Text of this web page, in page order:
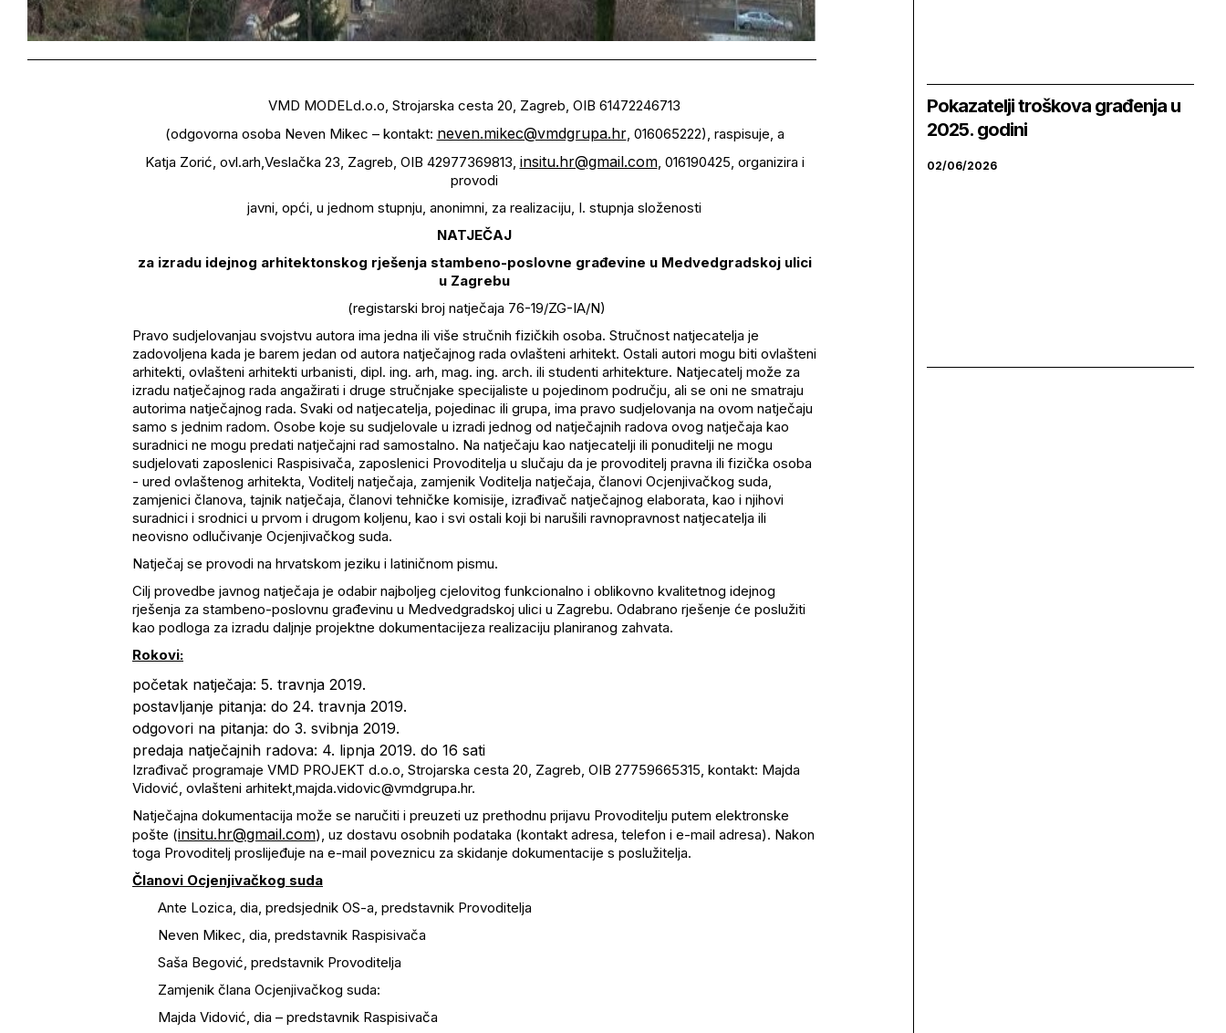
VMD MODELd.o.o, Strojarska cesta 20, Zagreb, OIB 61472246713
(odgovorna osoba Neven Mikec – kontakt: neven.mikec@vmdgrupa.hr, 016065222), raspisuje, a
Katja Zorić, ovl.arh,Veslačka 23, Zagreb, OIB 42977369813, insitu.hr@gmail.com, 016190425, organizira i
provodi
javni, opći, u jednom stupnju, anonimni, za realizaciju, I. stupnja složenosti
NATJEČAJ
za izradu idejnog arhitektonskog rješenja stambeno-poslovne građevine u Medvedgradskoj ulici
u Zagrebu
(registarski broj natječaja 76-19/ZG-IA/N)
Pravo sudjelovanjau svojstvu autora ima jedna ili više stručnih fizičkih osoba. Stručnost natjecatelja je
zadovoljena kada je barem jedan od autora natječajnog rada ovlašteni arhitekt. Ostali autori mogu biti ovlašteni
arhitekti, ovlašteni arhitekti urbanisti, dipl. ing. arh, mag. ing. arch. ili studenti arhitekture. Natjecatelj može za
izradu natječajnog rada angažirati i druge stručnjake specijaliste u pojedinom području, ali se oni ne smatraju
autorima natječajnog rada. Svaki od natjecatelja, pojedinac ili grupa, ima pravo sudjelovanja na ovom natječaju
samo s jednim radom. Osobe koje su sudjelovale u izradi jednog od natječajnih radova ovog natječaja kao
suradnici ne mogu predati natječajni rad samostalno. Na natječaju kao natjecatelji ili ponuditelji ne mogu
sudjelovati zaposlenici Raspisivača, zaposlenici Provoditelja u slučaju da je provoditelj pravna ili fizička osoba
- ured ovlaštenog arhitekta, Voditelj natječaja, zamjenik Voditelja natječaja, članovi Ocjenjivačkog suda,
zamjenici članova, tajnik natječaja, članovi tehničke komisije, izrađivač natječajnog elaborata, kao i njihovi
suradnici i srodnici u prvom i drugom koljenu, kao i svi ostali koji bi narušili ravnopravnost natjecatelja ili
neovisno odlučivanje Ocjenjivačkog suda.
Natječaj se provodi na hrvatskom jeziku i latiničnom pismu.
Cilj provedbe javnog natječaja je odabir najboljeg cjelovitog funkcionalno i oblikovno kvalitetnog idejnog
rješenja za stambeno-poslovnu građevinu u Medvedgradskoj ulici u Zagrebu. Odabrano rješenje će poslužiti
kao podloga za izradu daljnje projektne dokumentacijeza realizaciju planiranog zahvata.
Rokovi:
početak natječaja: 5. travnja 2019.
postavljanje pitanja: do 24. travnja 2019.
odgovori na pitanja: do 3. svibnja 2019.
predaja natječajnih radova: 4. lipnja 2019. do 16 sati
Izrađivač programaje VMD PROJEKT d.o.o, Strojarska cesta 20, Zagreb, OIB 27759665315, kontakt: Majda
Vidović, ovlašteni arhitekt,majda.vidovic@vmdgrupa.hr.
Natječajna dokumentacija može se naručiti i preuzeti uz prethodnu prijavu Provoditelju putem elektronske
pošte (insitu.hr@gmail.com), uz dostavu osobnih podataka (kontakt adresa, telefon i e-mail adresa). Nakon
toga Provoditelj proslijeđuje na e-mail poveznicu za skidanje dokumentacije s poslužitelja.
Članovi Ocjenjivačkog suda
Ante Lozica, dia, predsjednik OS-a, predstavnik Provoditelja
Neven Mikec, dia, predstavnik Raspisivača
Saša Begović, predstavnik Provoditelja
Zamjenik člana Ocjenjivačkog suda:
Majda Vidović, dia – predstavnik Raspisivača
Pokazatelji troškova građenja u
2025. godini
02/06/2026